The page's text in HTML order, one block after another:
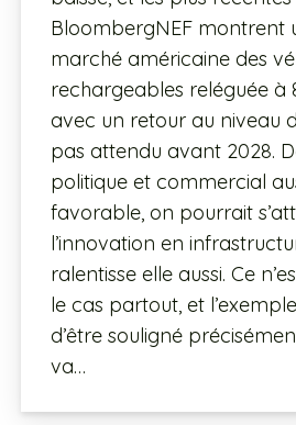
BloombergNEF montrent
marché américaine des
rechargeables reléguée à
avec un retour au niveau
pas attendu avant 2028.
politique et commercial
favorable, on pourrait
l’innovation en
ralentisse elle aussi. Ce
le cas partout, et
d’être souligné
va…